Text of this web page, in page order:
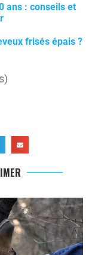
ans : conseils et
frisés épais ?